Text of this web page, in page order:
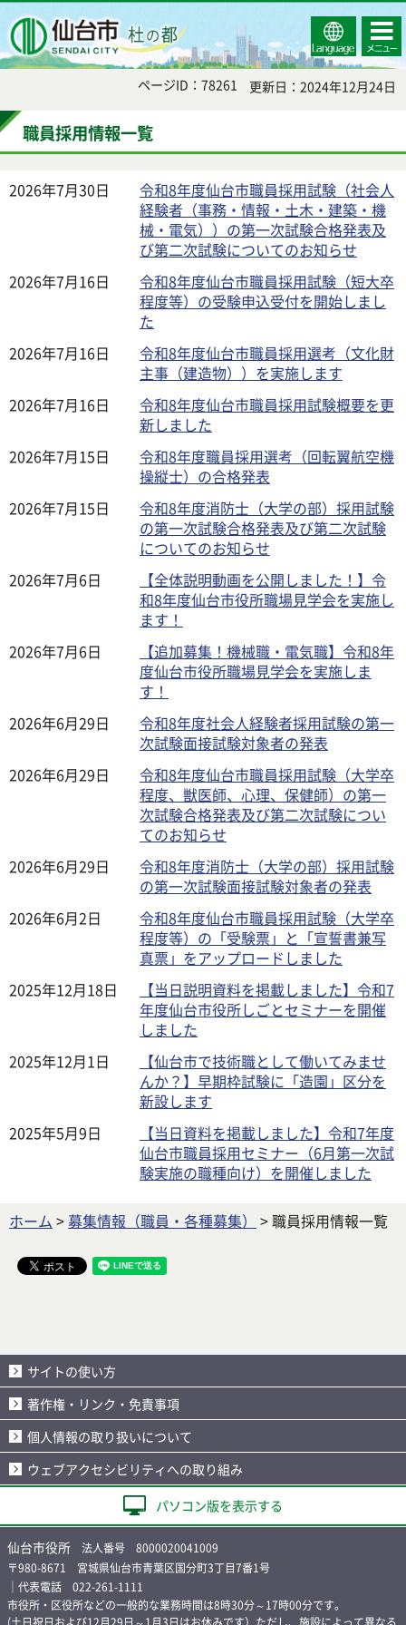
Select
Language
コンテ
ンツメ
ニュー
ページID：78261 更新日：2024年12月24日
職員採用情報一覧
2026年7月30日
令和8年度仙台市職員採用試験（社会人
経験者（事務・情報・土木・建築・機
械・電気））の第一次試験合格発表及
び第二次試験についてのお知らせ
2026年7月16日
令和8年度仙台市職員採用試験（短大卒
程度等）の受験申込受付を開始しまし
た
2026年7月16日
令和8年度仙台市職員採用選考（文化財
主事（建造物））を実施します
2026年7月16日
令和8年度仙台市職員採用試験概要を更
新しました
2026年7月15日
令和8年度職員採用選考（回転翼航空機
操縦士）の合格発表
2026年7月15日
令和8年度消防士（大学の部）採用試験
の第一次試験合格発表及び第二次試験
についてのお知らせ
2026年7月6日
【全体説明動画を公開しました！】令
和8年度仙台市役所職場見学会を実施し
ます！
2026年7月6日
【追加募集！機械職・電気職】令和8年
度仙台市役所職場見学会を実施しま
す！
2026年6月29日
令和8年度社会人経験者採用試験の第一
次試験面接試験対象者の発表
2026年6月29日
令和8年度仙台市職員採用試験（大学卒
程度、獣医師、心理、保健師）の第一
次試験合格発表及び第二次試験につい
てのお知らせ
2026年6月29日
令和8年度消防士（大学の部）採用試験
の第一次試験面接試験対象者の発表
2026年6月2日
令和8年度仙台市職員採用試験（大学卒
程度等）の「受験票」と「宣誓書兼写
真票」をアップロードしました
2025年12月18日
【当日説明資料を掲載しました】令和7
年度仙台市役所しごとセミナーを開催
しました
2025年12月1日
【仙台市で技術職として働いてみませ
んか？】早期枠試験に「造園」区分を
新設します
2025年5月9日
【当日資料を掲載しました】令和7年度
仙台市職員採用セミナー（6月第一次試
験実施の職種向け）を開催しました
ホーム >募集情報（職員・各種募集） > 職員採用情報一覧
サイトの使い方
著作権・リンク・免責事項
個人情報の取り扱いについて
ウェブアクセシビリティへの取り組み
パソコン版を表示する
仙台市役所 法人番号 8000020041009
〒980-8671 宮城県仙台市青葉区国分町3丁目7番1号
｜代表電話 022-261-1111
市役所・区役所などの一般的な業務時間は8時30分～17時00分です。